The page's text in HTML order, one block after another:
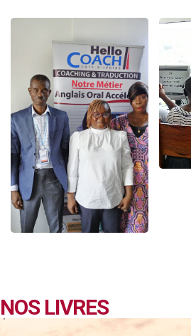
NOS LIVRES